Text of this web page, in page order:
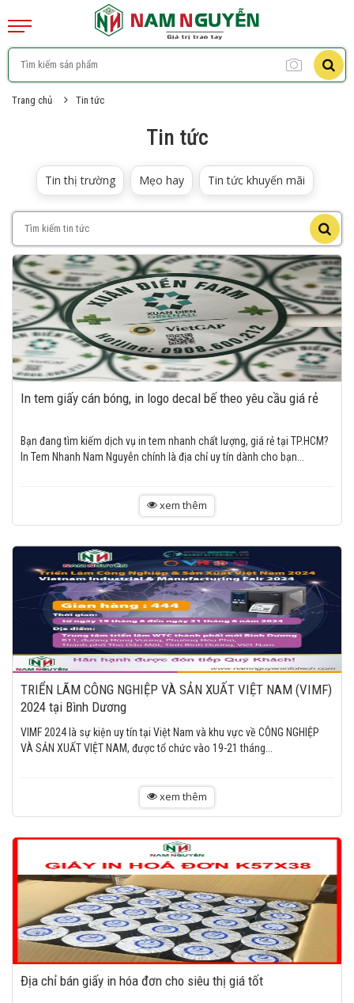
Trang chủ Tin tức
Tin tức
Tin thị trường Mẹo hay Tin tức khuyến mãi
In tem giấy cán bóng, in logo decal bế theo yêu cầu giá rẻ
Bạn đang tìm kiếm dịch vụ in tem nhanh chất lượng, giá rẻ tại TP.HCM?
In Tem Nhanh Nam Nguyễn chính là địa chỉ uy tín dành cho bạn...
xem thêm
TRIỂN LÃM CÔNG NGHIỆP VÀ SẢN XUẤT VIỆT NAM (VIMF)
2024 tại Bình Dương
VIMF 2024 là sự kiện uy tín tại Việt Nam và khu vực về CÔNG NGHIỆP
VÀ SẢN XUẤT VIỆT NAM, được tổ chức vào 19-21 tháng...
xem thêm
Địa chỉ bán giấy in hóa đơn cho siêu thị giá tốt